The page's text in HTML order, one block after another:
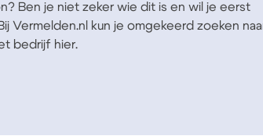
Ben je niet zeker wie dit is en wil je eerst
Vermelden.nl kun je omgekeerd zoeken
bedrijf hier.